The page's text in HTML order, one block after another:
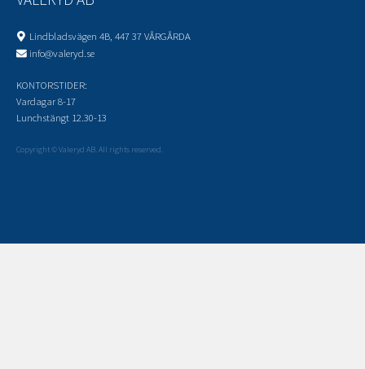
Lindbladsvägen 4B, 447 37 VÅRGÅRDA
info@valeryd.se
KONTORSTIDER:
Vardagar 8-17
Lunchstängt 12.30-13
Copyright © Valeryd AB. All rights reserved.